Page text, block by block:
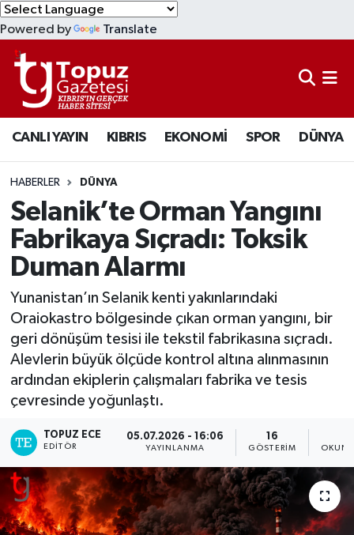
Powered by Translate
CANLI YAYIN KIBRIS EKONOMİ SPOR DÜNYA
HABERLER DÜNYA
Selanik’te Orman Yangını
Fabrikaya Sıçradı: Toksik
Duman Alarmı
Yunanistan’ın Selanik kenti yakınlarındaki
Oraiokastro bölgesinde çıkan orman yangını, bir
geri dönüşüm tesisi ile tekstil fabrikasına sıçradı.
Alevlerin büyük ölçüde kontrol altına alınmasının
ardından ekiplerin çalışmaları fabrika ve tesis
çevresinde yoğunlaştı.
TOPUZ ECE
EDITÖR
05.07.2026 - 16:06
YAYINLANMA
16
GÖSTERIM
KIBRIS
DÜNYA
EKONOMİ
MAGAZİN
SAĞLIK
SPOR
TEKNOLOJİ
TÜRKİYE
Lefkoşa Nöbetçi Eczaneler
Lefkoşa Hava Durumu
Lefkoşa Trafik Yoğunluk Haritası
Süper Lig Puan Durumu ve Fikstür
Tüm Manşetler
Son Dakika Haberleri
Haber Arşivi